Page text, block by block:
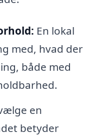
En lokal
med, hvad der
både med
en
betyder